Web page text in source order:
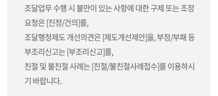
조달업무 수행 시 불만이 있는 사항에 대한 구제 또는 조정
요청은 [진정/건의]를,
조달행정제도 개선의견은 [제도개선제안]을, 부정/부패 등
부조리신고는 [부조리신고]를,
친절 및 불친절 사례는 [친절/불친절사례접수]를 이용하시
기 바랍니다.